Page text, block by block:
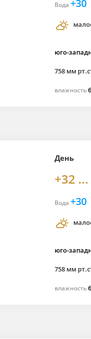
Вода +30
юго-
758 мм
влажность
День
+32
Вода +30
юго-
758 мм
влажность